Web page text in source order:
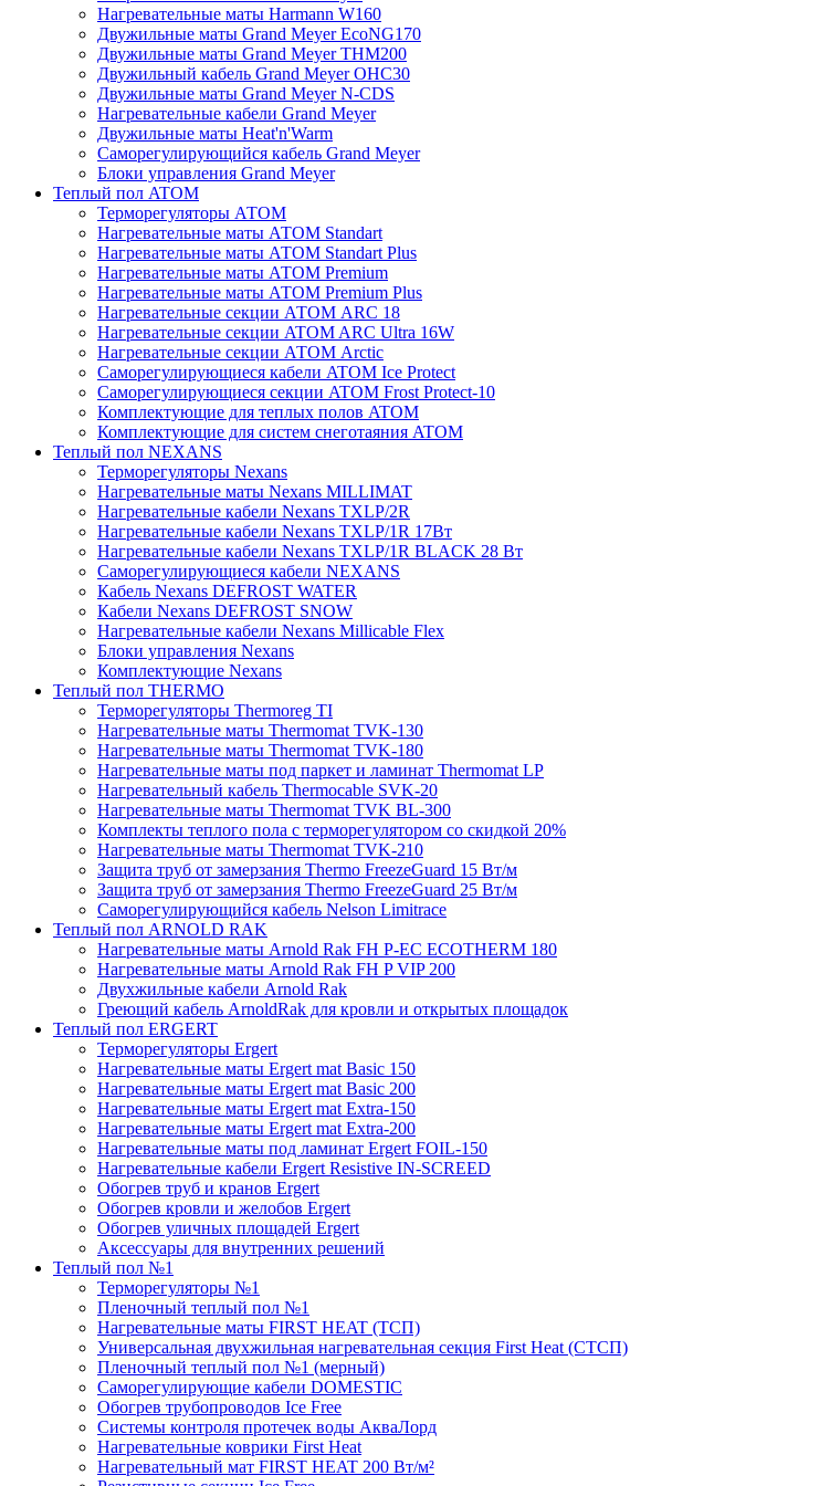
Нагревательные маты Harmann W160
Двужильные маты Grand Meyer EcoNG170
Двужильные маты Grand Meyer THM200
Двужильный кабель Grand Meyer OHC30
Двужильные маты Grand Meyer N-CDS
Нагревательные кабели Grand Meyer
Двужильные маты Heat'n'Warm
Саморегулирующийся кабель Grand Meyer
Блоки управления Grand Meyer
Теплый пол ATOM
Терморегуляторы АТОМ
Нагревательные маты АТОМ Standart
Нагревательные маты АТОМ Standart Plus
Нагревательные маты АТОМ Premium
Нагревательные маты АТОМ Premium Plus
Нагревательные секции АТОМ ARC 18
Нагревательные секции ATOM ARC Ultra 16W
Нагревательные секции АТОМ Arctic
Саморегулирующиеся кабели ATOM Ice Protect
Саморегулирующиеся секции ATOM Frost Protect-10
Комплектующие для теплых полов ATOM
Комплектующие для систем снеготаяния ATOM
Теплый пол NEXANS
Терморегуляторы Nexans
Нагревательные маты Nexans MILLIMAT
Нагревательные кабели Nexans TXLP/2R
Нагревательные кабели Nexans TXLP/1R 17Вт
Нагревательные кабели Nexans TXLP/1R BLACK 28 Вт
Саморегулирующиеся кабели NEXANS
Кабель Nexans DEFROST WATER
Кабели Nexans DEFROST SNOW
Нагревательные кабели Nexans Millicable Flex
Блоки управления Nexans
Комплектующие Nexans
Теплый пол THERMO
Терморегуляторы Thermoreg TI
Нагревательные маты Thermomat TVK-130
Нагревательные маты Thermomat TVK-180
Нагревательные маты под паркет и ламинат Thermomat LP
Нагревательный кабель Thermocable SVK-20
Нагревательные маты Thermomat TVK BL-300
Комплекты теплого пола с терморегулятором со скидкой 20%
Нагревательные маты Thermomat TVK-210
Защита труб от замерзания Thermo FreezeGuard 15 Вт/м
Защита труб от замерзания Thermo FreezeGuard 25 Вт/м
Саморегулирующийся кабель Nelson Limitrace
Теплый пол ARNOLD RAK
Нагревательные маты Arnold Rak FH P-EC ECOTHERM 180
Нагревательные маты Arnold Rak FH P VIP 200
Двухжильные кабели Arnold Rak
Греющий кабель ArnoldRak для кровли и открытых площадок
Теплый пол ERGERT
Терморегуляторы Ergert
Нагревательные маты Ergert mat Basic 150
Нагревательные маты Ergert mat Basic 200
Нагревательные маты Ergert mat Extra-150
Нагревательные маты Ergert mat Extra-200
Нагревательные маты под ламинат Ergert FOIL-150
Нагревательные кабели Ergert Resistive IN-SCREED
Обогрев труб и кранов Ergert
Обогрев кровли и желобов Ergert
Обогрев уличных площадей Ergert
Аксессуары для внутренних решений
Теплый пол №1
Терморегуляторы №1
Пленочный теплый пол №1
Нагревательные маты FIRST HEAT (ТСП)
Универсальная двухжильная нагревательная секция First Heat (СТСП)
Пленочный теплый пол №1 (мерный)
Саморегулирующие кабели DOMESTIC
Обогрев трубопроводов Ice Free
Системы контроля протечек воды АкваЛорд
Нагревательные коврики First Heat
Нагревательный мат FIRST HEAT 200 Вт/м²